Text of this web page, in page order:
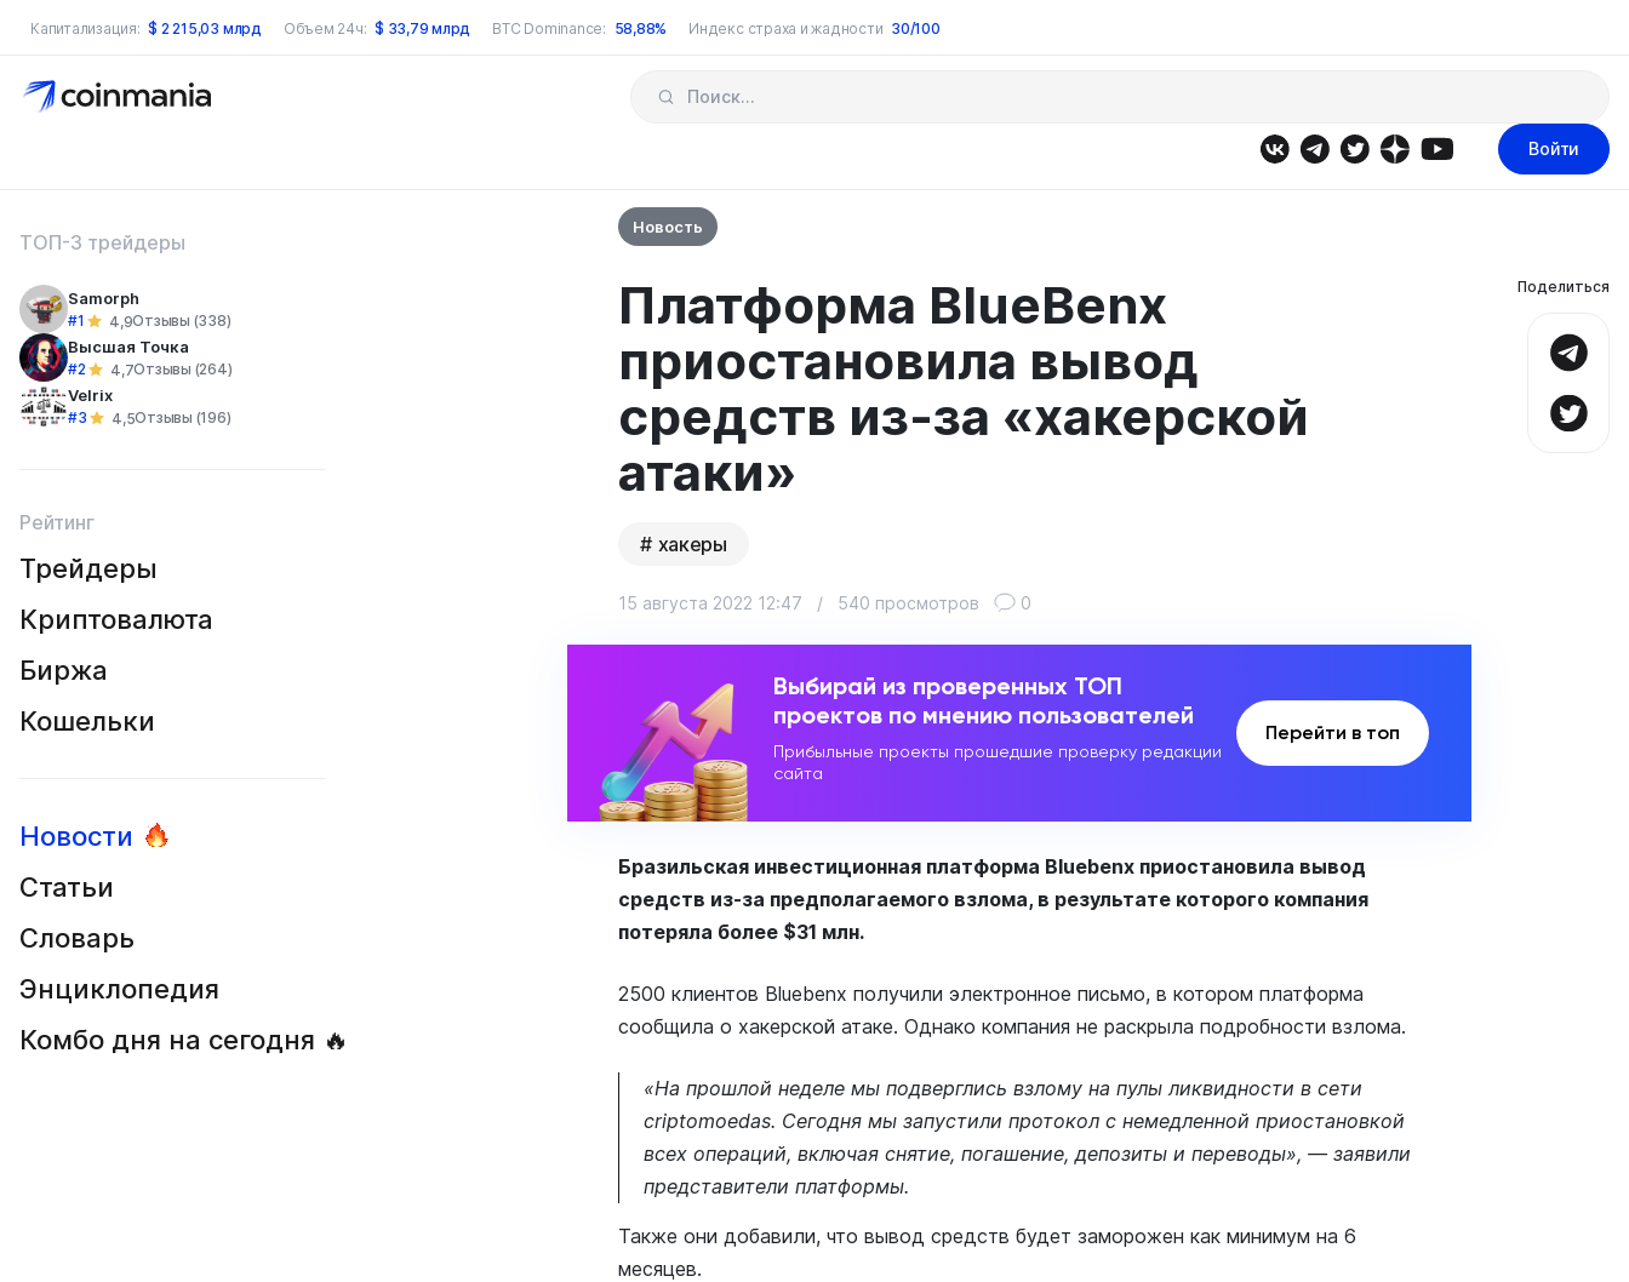
Капитализация: $ 2 215,03 млрд Объем 24ч: $ 33,79 млрд BTC Dominance: 58,88% Индекс страха и жадности 30/100
по сайту
Войти
ТОП-3 трейдеры
Samorph
#1 4,9Отзывы (338)
Высшая Точка
#2 4,7Отзывы (264)
Velrix
#3 4,5Отзывы (196)
Рейтинг
Трейдеры
Криптовалюта
Биржа
Кошельки
Новости
Статьи
Словарь
Энциклопедия
Комбо дня на сегодня 🔥
Новость
Платформа BlueBenx
приостановила вывод
средств из-за «хакерской
атаки»
хакеры
15 августа 2022 12:47 / 540 просмотров 0
Выбирай из проверенных ТОП
проектов по мнению пользователей
Прибыльные проекты прошедшие проверку редакции
сайта
Перейти в топ
Бразильская инвестиционная платформа Bluebenx приостановила вывод
средств из-за предполагаемого взлома, в результате которого компания
потеряла более $31 млн.
2500 клиентов Bluebenx получили электронное письмо, в котором платформа
сообщила о хакерской атаке. Однако компания не раскрыла подробности взлома.
«На прошлой неделе мы подверглись взлому на пулы ликвидности в сети
criptomoedas. Сегодня мы запустили протокол с немедленной приостановкой
всех операций, включая снятие, погашение, депозиты и переводы», — заявили
представители платформы.
Также они добавили, что вывод средств будет заморожен как минимум на 6
месяцев.
Поделиться